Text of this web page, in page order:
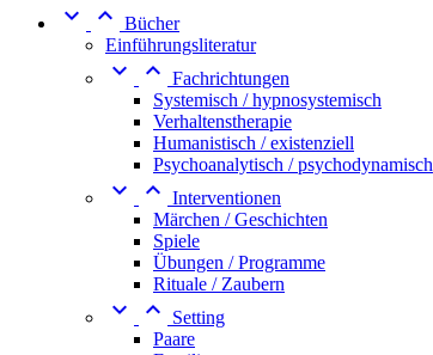
  Bücher
Einführungsliteratur
  Fachrichtungen
Systemisch / hypnosystemisch
Verhaltenstherapie
Humanistisch / existenziell
Psychoanalytisch / psychodynamisch
  Interventionen
Märchen / Geschichten
Spiele
Übungen / Programme
Rituale / Zaubern
 
Setting
Paare